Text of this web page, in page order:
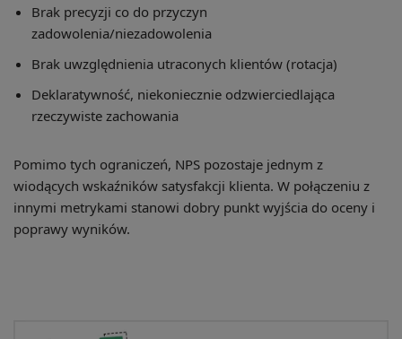
Brak precyzji co do przyczyn
zadowolenia/niezadowolenia
Brak uwzględnienia utraconych klientów (rotacja)
Deklaratywność, niekoniecznie odzwierciedlająca
rzeczywiste zachowania
Pomimo tych ograniczeń, NPS pozostaje jednym z
wiodących wskaźników satysfakcji klienta. W połączeniu z
innymi metrykami stanowi dobry punkt wyjścia do oceny i
poprawy wyników.